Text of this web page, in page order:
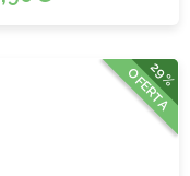
29%
OFERTA